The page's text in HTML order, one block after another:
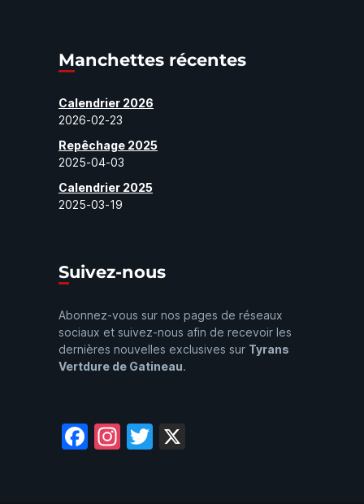
Manchettes récentes
Calendrier 2026
2026-02-23
Repêchage 2025
2025-04-03
Calendrier 2025
2025-03-19
Suivez-nous
Abonnez-vous sur nos pages de réseaux
sociaux et suivez-nous afin de recevoir les
dernières nouvelles exclusives sur Tyrans
Vertdure de Gatineau.
Facebook
Instagram
Twitter